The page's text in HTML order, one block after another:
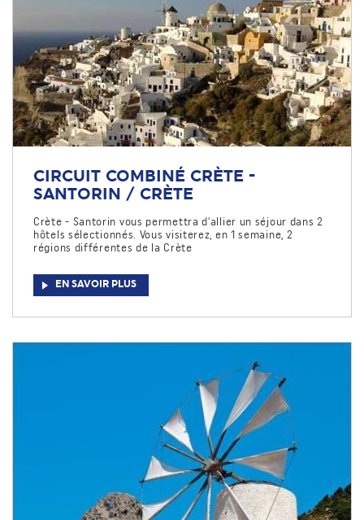
CIRCUIT COMBINÉ CRÈTE -
SANTORIN / CRÈTE
Crète - Santorin vous permettra d'allier un séjour dans 2
hôtels sélectionnés. Vous visiterez, en 1 semaine, 2
régions différentes de la Crète
EN SAVOIR PLUS